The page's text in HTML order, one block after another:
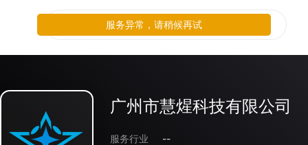
广州市慧煋科技有限公司
服务行业
--
服务异常，请稍候再试